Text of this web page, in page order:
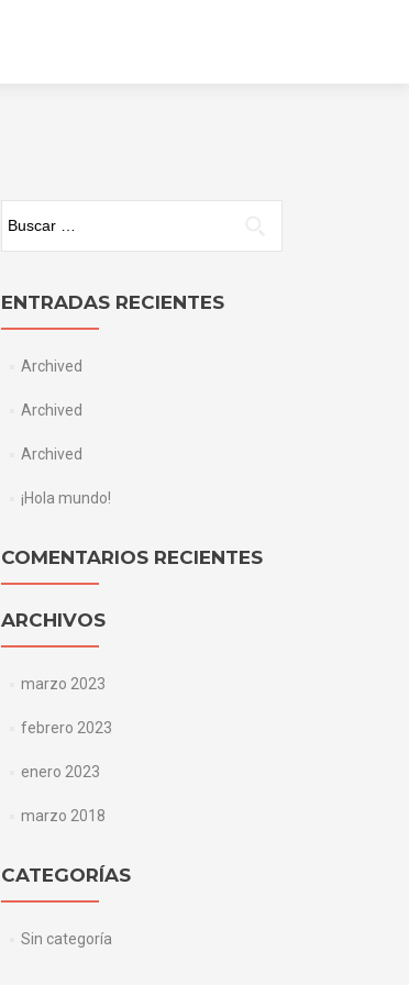
ENTRADAS RECIENTES
Archived
Archived
Archived
¡Hola mundo!
COMENTARIOS RECIENTES
ARCHIVOS
marzo 2023
febrero 2023
enero 2023
marzo 2018
CATEGORÍAS
Sin categoría